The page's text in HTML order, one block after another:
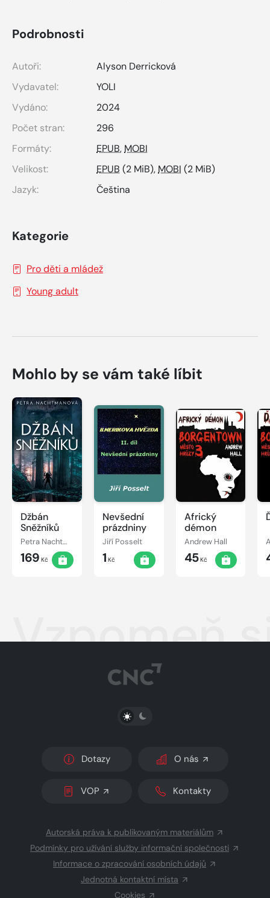
Podrobnosti
Autoři:
Alyson Derricková
Vydavatel:
YOLI
Vydáno:
2024
Počet stran:
296
Formáty:
EPUB, MOBI
Velikost:
EPUB (2 MiB), MOBI (2 MiB)
Jazyk:
Čeština
Kategorie
Pro děti a mládež
Young adult
Mohlo by se vám také líbit
Džbán
Sněžníků
Petra Nachtmanová
169 Kč
Nevšední
prázdniny
Jiří Posselt
1 Kč
Africký
démon
Andrew Hall
45Kč
Vzpomeň
PŘEPNOUT SVĚTLÝ/TMAVÝ REŽIM
Dotazy O nás
VOP Kontakty
Autorská práva k publikovaným materiálům
Podmínky pro užívání služby informační společnosti
Informace o zpracování osobních údajů
Jednotná kontaktní místa
Cookies